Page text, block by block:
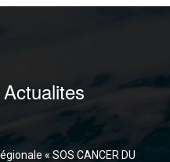
« SOS CANCER DU